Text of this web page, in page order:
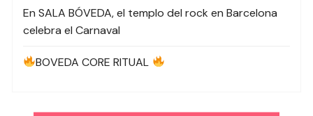
En SALA BÓVEDA, el templo del rock en Barcelona
celebra el Carnaval
BOVEDA CORE RITUAL